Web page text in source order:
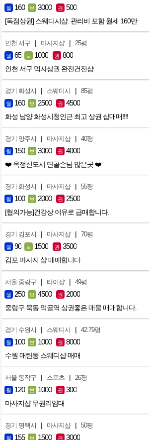
월 160 보 3000 권 500
[독점상권] 스웨디시샵. 관리비 포함 월세 160만
인천 서구 | 마사지샵 | 25평
월 65 보 1000 권 800
인천 서구 먹자상권 완전건전샵.
경기 화성시 | 스웨디시 | 85평
월 160 보 2500 권 4500
화성 남양 화성시청인근 최고 상권 샵매매!!!!
경기 양주시 | 마사지샵 | 40평
월 150 보 3000 권 4000
❤️ 옥정신도시 단골손님 많은곳 ❤️
경기 화성시 | 마사지샵 | 55평
월 100 보 2000 권 2500
[협의가능]건강상 이유로 급매합니다.
경기 김포시 | 마사지샵 | 70평
월 90 보 1500 권 3500
김포 마사지 샵 매매합니다.
서울 중랑구 | 타이샵 | 49평
월 250 보 4500 권 2000
중랑구 묵동 먹골역 상권좋은 매물 매매합니다.
경기 수원시 | 스웨디시 | 42.79평
월 100 보 1000 권 8000
수원 매탄동 스웨디샵 매매
서울 동작구 | 스포츠 | 26평
월 120 보 1000 권 300
마사지샵 무권리임대
경기 평택시 | 마사지샵 | 50평
월 155 보 1500 권 3000